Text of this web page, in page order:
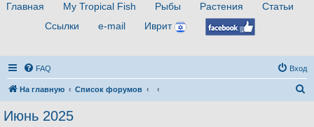
Главная My Tropical Fish Рыбы Растения
Статьи
Ссылки
e-mail Иврит
FAQ Вход
На главную Список форумов
Июнь 2025